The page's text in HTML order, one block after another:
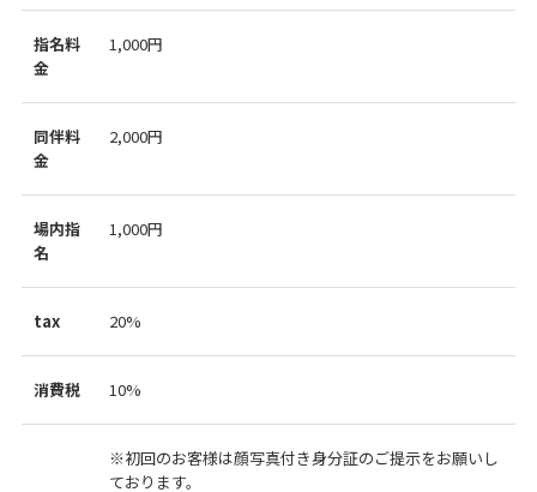
指名料
金
1,000円
同伴料
金
2,000円
場内指
名
1,000円
tax 20%
消費税 10%
※初回のお客様は顔写真付き身分証のご提示をお願いし
ております。